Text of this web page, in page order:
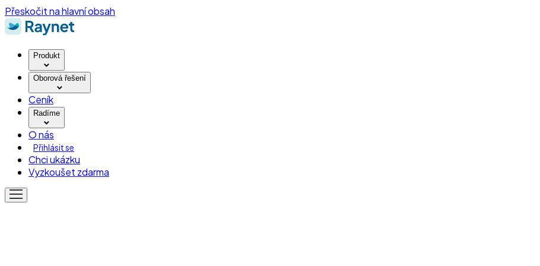
Přeskočit na hlavní obsah
Produkt
Oborová řešení
Ceník
Radíme
O nás
Přihlásit se
Chci ukázku
Vyzkoušet zdarma